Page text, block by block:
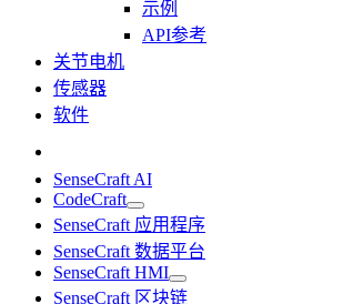
示例
API参考
关节电机
传感器
软件
SenseCraft AI
CodeCraft
SenseCraft 应用程序
SenseCraft 数据平台
SenseCraft HMI
SenseCraft 区块链